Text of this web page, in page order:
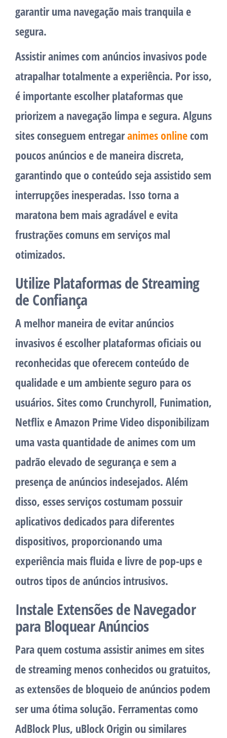
garantir uma navegação mais tranquila e
segura.
Assistir animes com anúncios invasivos pode
atrapalhar totalmente a experiência. Por isso,
é importante escolher plataformas que
priorizem a navegação limpa e segura. Alguns
sites conseguem entregaranimes onlinecom
poucos anúncios e de maneira discreta,
garantindo que o conteúdo seja assistido sem
interrupções inesperadas. Isso torna a
maratona bem mais agradável e evita
frustrações comuns em serviços mal
otimizados.
Utilize Plataformas de Streaming
de Confiança
A melhor maneira de evitar anúncios
invasivos é escolher plataformas oficiais ou
reconhecidas que oferecem conteúdo de
qualidade e um ambiente seguro para os
usuários. Sites como Crunchyroll, Funimation,
Netflix e Amazon Prime Video disponibilizam
uma vasta quantidade de animes com um
padrão elevado de segurança e sem a
presença de anúncios indesejados. Além
disso, esses serviços costumam possuir
aplicativos dedicados para diferentes
dispositivos, proporcionando uma
experiência mais fluida e livre de pop-ups e
outros tipos de anúncios intrusivos.
Instale Extensões de Navegador
para Bloquear Anúncios
Para quem costuma assistir animes em sites
de streaming menos conhecidos ou gratuitos,
as extensões de bloqueio de anúncios podem
ser uma ótima solução. Ferramentas como
AdBlock Plus, uBlock Origin ou similares